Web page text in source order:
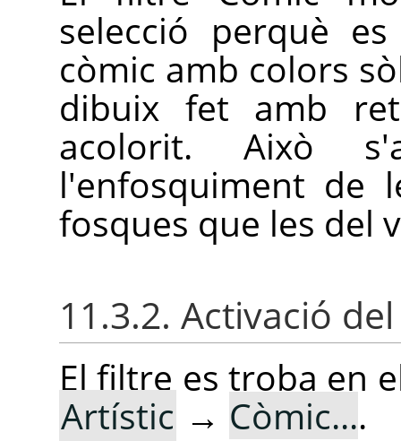
selecció perquè
còmic amb colors
dibuix fet amb
acolorit. Això
l'enfosquiment de
fosques que les del
11.3.2. Activació
El filtre es troba en
Artístic → Còmic....